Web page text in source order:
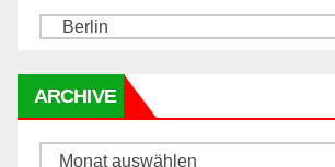
ARCHIVE
Archive